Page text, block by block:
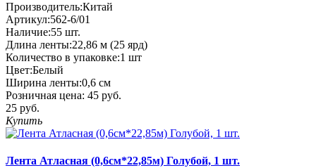
Производитель:Китай
Артикул:562-6/01
Наличие:55 шт.
Длина ленты:22,86 м (25 ярд)
Количество в упаковке:1 шт
Цвет:Белый
Ширина ленты:0,6 см
Розничная цена: 45 руб.
25 руб.
Купить
Лента Атласная (0,6см*22,85м) Голубой, 1 шт.